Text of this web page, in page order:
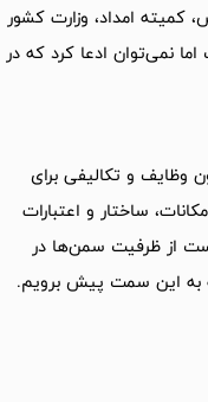
امداد، وزارت کشور
نمی‌توان ادعا کرد که در
وظایف و تکالیفی برای
ساختار و اعتبارات
از ظرفیت سمن‌ها در
به این سمت پیش برویم.